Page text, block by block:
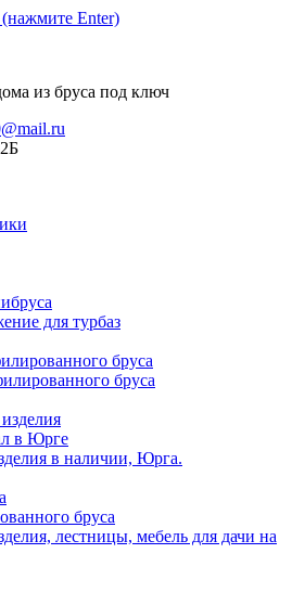
Enter)
из бруса под ключ
для турбаз
бруса
бруса
в Юрге
в наличии, Юрга.
бруса
лестницы, мебель для дачи на